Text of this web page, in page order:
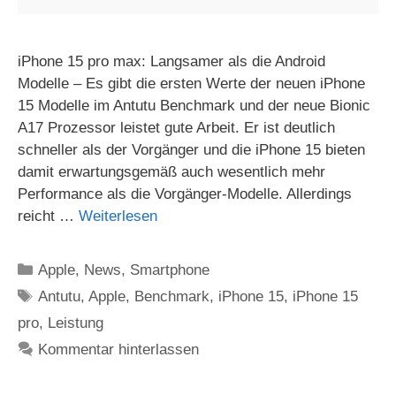
iPhone 15 pro max: Langsamer als die Android
Modelle – Es gibt die ersten Werte der neuen iPhone
15 Modelle im Antutu Benchmark und der neue Bionic
A17 Prozessor leistet gute Arbeit. Er ist deutlich
schneller als der Vorgänger und die iPhone 15 bieten
damit erwartungsgemäß auch wesentlich mehr
Performance als die Vorgänger-Modelle. Allerdings
reicht … Weiterlesen
Kategorien
Apple, News, Smartphone
Schlagwörter
Antutu,Apple, Benchmark, iPhone 15, iPhone 15
pro, Leistung
Kommentar hinterlassen